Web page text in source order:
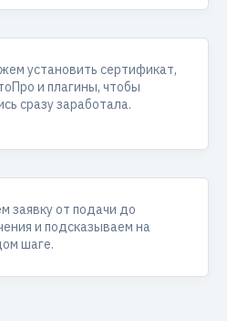
установить сертификат,
и плагины, чтобы
сразу заработала.
заявку от подачи до
и подсказываем на
шаге.